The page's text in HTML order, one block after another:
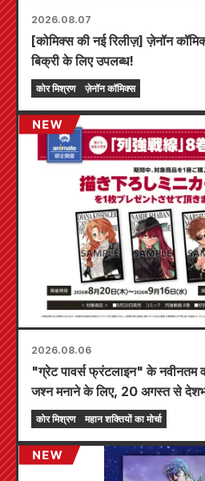
2026.08.07
[कोमिक्स की नई रिलीज़] ज़ेनॉन
बिक्री के लिए उपलब्ध!
कोर मिश्रण ज़ेनॉन कॉमिक्स
2026.08.06
"ग्रेट पावर्स फ्रंटलाइन" के नवीनतम
जश्न मनाने के लिए, 20 अगस्त से
सीमित समय का मेला आयोजित किया
रूप से डिज़ाइन किया गया मिनी कार्ड
सकते हैं!
कोर मिश्रण महान शक्तियों का मोर्चा